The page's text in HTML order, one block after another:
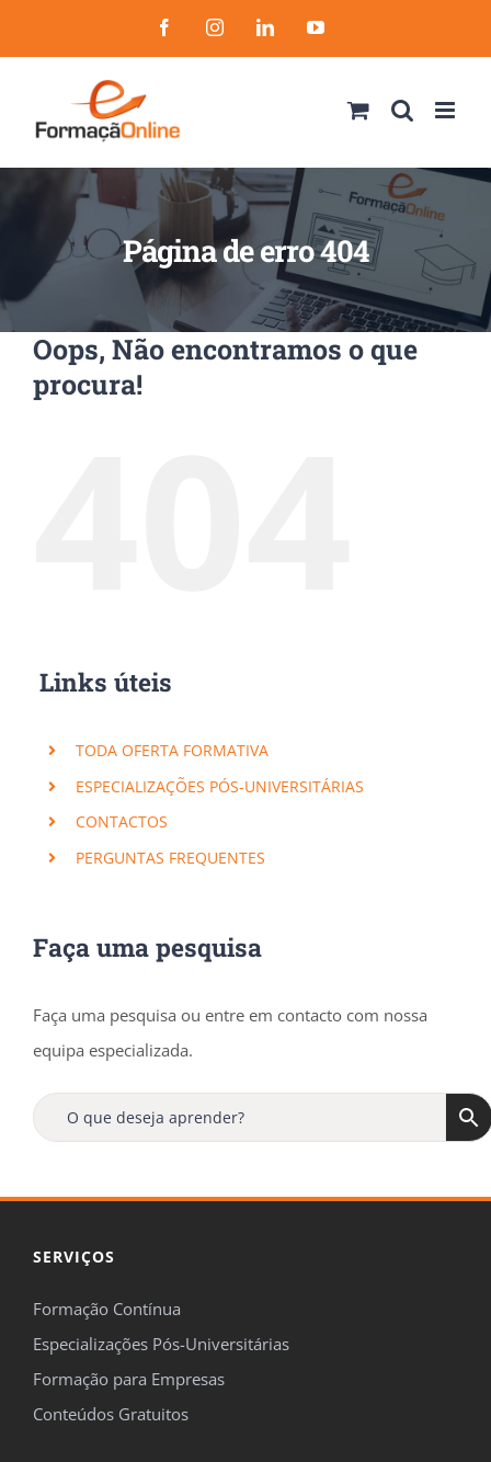
to
FacebookInstagramLinkedInYouTube
Página de erro 404
Oops, Não encontramos o que
procura!
Links úteis
TODA OFERTA FORMATIVA
ESPECIALIZAÇÕES PÓS-UNIVERSITÁRIAS
CONTACTOS
PERGUNTAS FREQUENTES
Faça uma pesquisa
Faça uma pesquisa ou entre em contacto com nossa
equipa especializada.
SERVIÇOS
Formação Contínua
Especializações Pós-Universitárias
Formação para Empresas
Conteúdos Gratuitos